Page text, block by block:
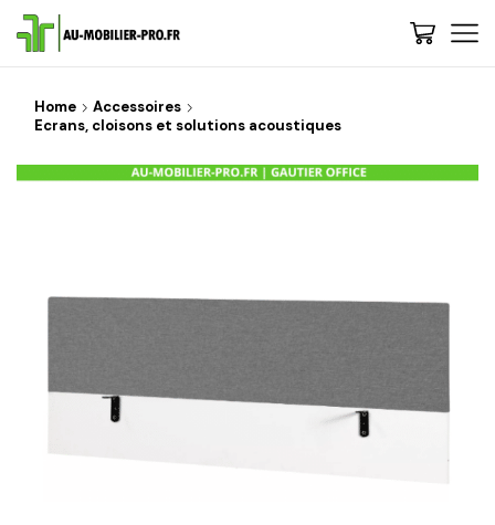
Home
Accessoires
Ecrans, cloisons et solutions acoustiques